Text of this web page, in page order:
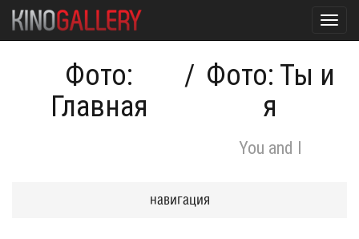
Фото:
Главная
/ Фото: Ты и
я
You and I
навигация